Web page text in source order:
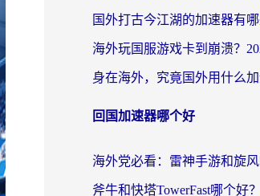
回国加速器哪个好